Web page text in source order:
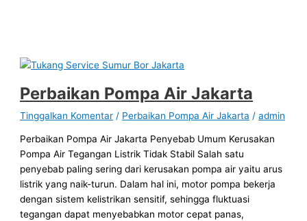
Perbaikan Pompa Air Jakarta
Tinggalkan Komentar / Perbaikan Pompa Air Jakarta /admin
Perbaikan Pompa Air Jakarta Penyebab Umum Kerusakan
Pompa Air Tegangan Listrik Tidak Stabil Salah satu
penyebab paling sering dari kerusakan pompa air yaitu arus
listrik yang naik-turun. Dalam hal ini, motor pompa bekerja
dengan sistem kelistrikan sensitif, sehingga fluktuasi
tegangan dapat menyebabkan motor cepat panas,